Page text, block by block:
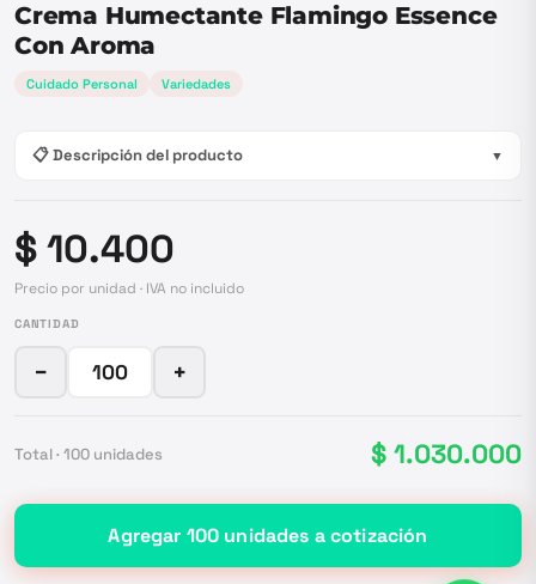
Crema Humectante Flamingo Essence
Con Aroma
Cuidado Personal Variedades
📋 Descripción del producto ▼
$ 10.400
Precio por unidad · IVA no incluido
CANTIDAD
− +
Total · 100 unidades $ 1.030.000
Agregar 100 unidades a cotización